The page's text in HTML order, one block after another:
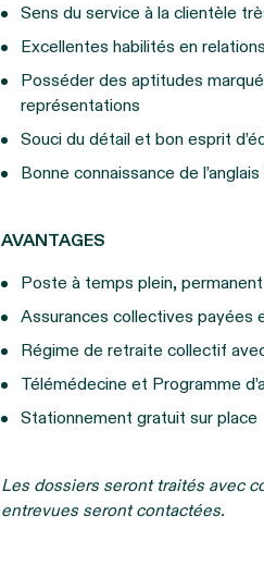
Sens du service à la clientèle
Excellentes habilités en
Posséder des aptitudes
représentations
Souci du détail et bon esprit
Bonne connaissance de
AVANTAGES
Poste à temps plein, permanent
Assurances collectives payées
Régime de retraite collectif
Télémédecine et Programme
Stationnement gratuit sur place
Les dossiers seront traités avec
entrevues seront contactées.